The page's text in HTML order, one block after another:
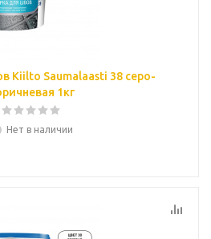
Kiilto Saumalaasti 38 серо-
1кг
Нет в наличии